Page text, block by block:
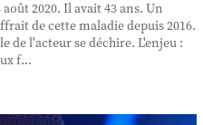
2020. Il avait 43 ans. Un
de cette maladie depuis 2016.
de l'acteur se déchire. L'enjeu :
f...